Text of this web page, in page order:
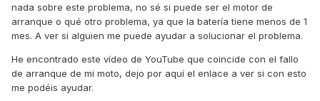
nada sobre este problema, no sé si puede ser el motor de
arranque o qué otro problema, ya que la batería tiene menos de 1
mes. A ver si alguien me puede ayudar a solucionar el problema.
He encontrado este vídeo de YouTube que coincide con el fallo
de arranque de mi moto, dejo por aquí el enlace a ver si con esto
me podéis ayudar.